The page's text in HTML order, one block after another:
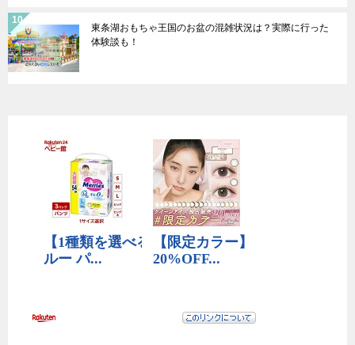
東条湖おもちゃ王国のお盆の混雑状況は？実際に行った
体験談も！